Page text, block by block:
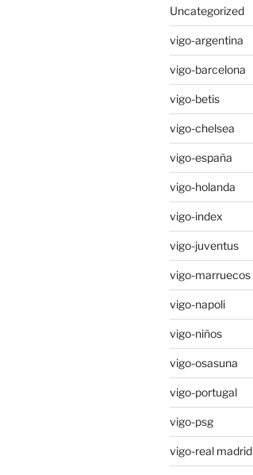
Uncategorized
vigo-argentina
vigo-barcelona
vigo-betis
vigo-chelsea
vigo-españa
vigo-holanda
vigo-index
vigo-juventus
vigo-marruecos
vigo-napoli
vigo-niños
vigo-osasuna
vigo-portugal
vigo-psg
vigo-real madrid